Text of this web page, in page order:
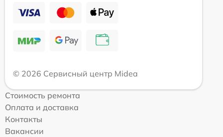
© 2026 Сервисный центр Midea
Стоимость ремонта
Оплата и доставка
Контакты
Вакансии